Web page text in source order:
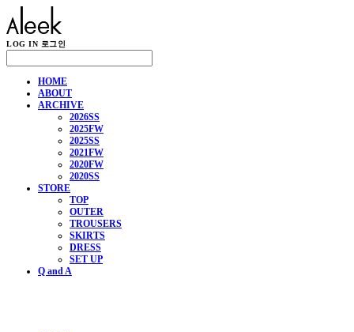
LOG IN 로그인
HOME
ABOUT
ARCHIVE
2026SS
2025FW
2025SS
2021FW
2020FW
2020SS
STORE
TOP
OUTER
TROUSERS
SKIRTS
DRESS
SET UP
Q and A